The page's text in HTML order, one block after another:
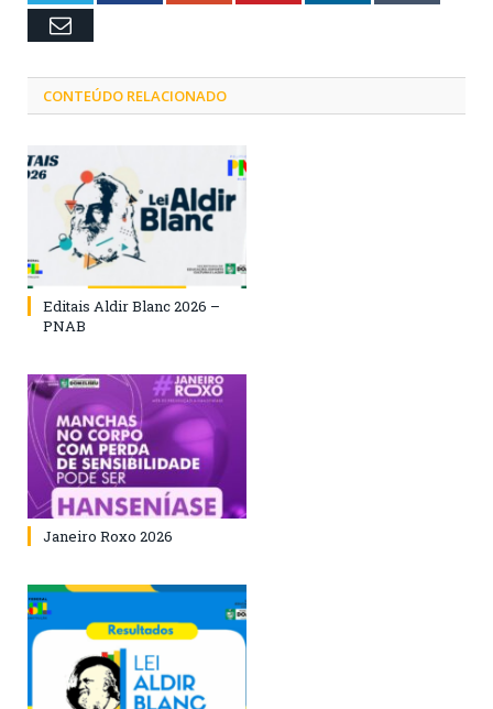
Email
CONTEÚDO RELACIONADO
Editais Aldir Blanc 2026 –
PNAB
Janeiro Roxo 2026